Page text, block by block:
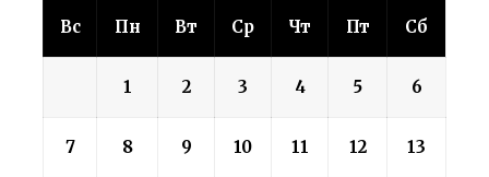
Вс Пн Вт Ср Чт Пт Сб
1 2 3 4 5 6
7 8 9 10 11 12 13